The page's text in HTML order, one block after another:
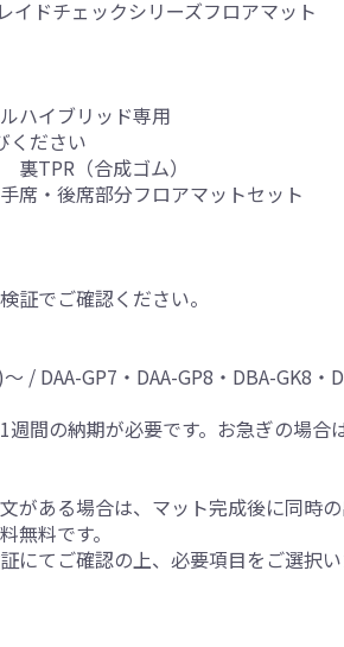
イドチェックシリーズフロアマット
ハイブリッド専用
ください
TPR（合成ゴム）
席・後席部分フロアマットセット
証でご確認ください。
/ DAA-GP7・DAA-GP8・DBA-GK8・
間の納期が必要です。お急ぎの場合
がある場合は、マット完成後に同時の
無料です。
にてご確認の上、必要項目をご選択